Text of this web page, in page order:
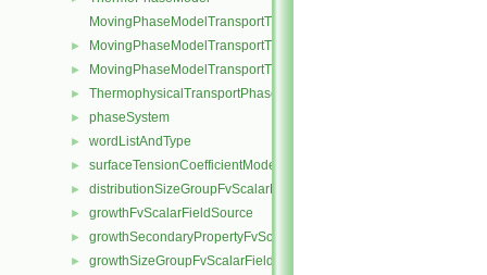
MovingPhaseModelTransportThermoModel
► MovingPhaseModelTransportThermoModel< rhoFluidThermo >
► MovingPhaseModelTransportThermoModel<
► ThermophysicalTransportPhaseModel
► phaseSystem
► wordListAndType
► surfaceTensionCoefficientModel
► distributionSizeGroupFvScalarFieldSource
► growthFvScalarFieldSource
► growthSecondaryPropertyFvScalarFieldSource
► growthSizeGroupFvScalarFieldSource